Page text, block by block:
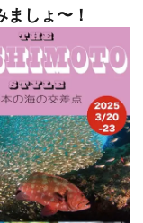
しょ〜！